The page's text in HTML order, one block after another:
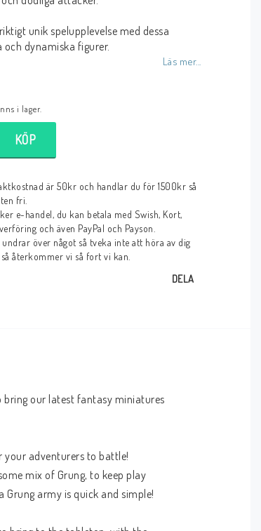
unik spelupplevelse med dessa
och dynamiska figurer.
Läs mer...
i lager.
KÖP
är 50kr och handlar du för 1500kr så
fri.
e-handel, du kan betala med Swish, Kort,
och även PayPal och Payson.
undrar över något så tveka inte att höra av dig
återkommer vi så fort vi kan.
DELA
bring our latest fantasy miniatures
your adventurers to battle!
mix of Grung, to keep play
army is quick and simple!